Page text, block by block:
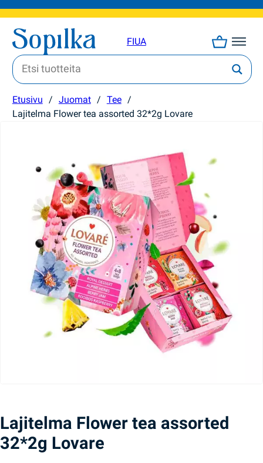
FIUA
Etusivu / Juomat / Tee /
Lajitelma Flower tea assorted 32*2g Lovare
Lajitelma Flower tea assorted
32*2g Lovare